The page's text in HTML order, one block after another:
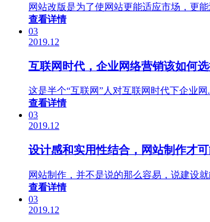
网站改版是为了使网站更能适应市场，更能
查看详情
03
2019.12
互联网时代，企业网络营销该如何选
这是半个“互联网”人对互联网时代下企业网
查看详情
03
2019.12
设计感和实用性结合，网站制作才
网站制作，并不是说的那么容易，说建设就
查看详情
03
2019.12